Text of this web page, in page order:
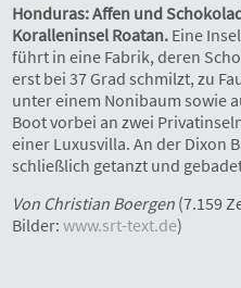
Honduras: Affen und
Koralleninsel Roatan. Eine
führt in eine Fabrik, deren
erst bei 37 Grad schmilzt, zu
unter einem Nonibaum sowie
Boot vorbei an zwei
einer Luxusvilla. An der Dixon
schließlich getanzt und
Von Christian Boergen (7.159
Bilder:www.srt-text.de)